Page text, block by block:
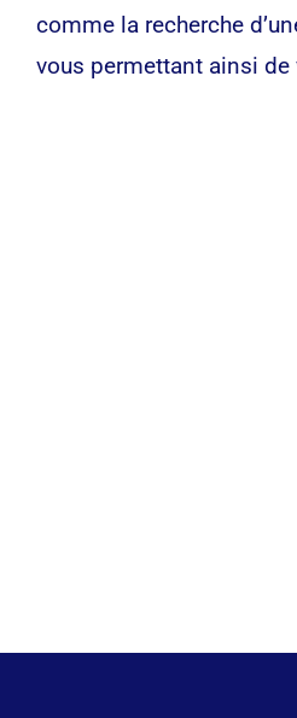
comme la recherche
vous permettant ainsi